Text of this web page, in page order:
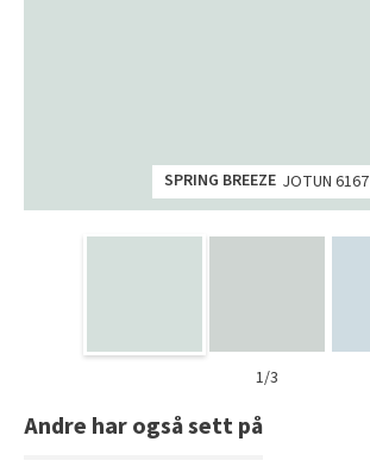
SPRING BREEZE JOTUN 6167
1/3
Andre har også sett på